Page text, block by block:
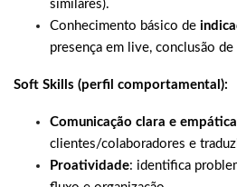
similares).
Conhecimento básico de
presença em live, conclusão
Soft Skills (perfil comportamental):
Comunicação clara e empática
clientes/colaboradores e
Proatividade: identifica